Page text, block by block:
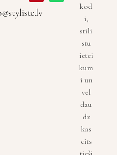
kod
i,
stili
stu
ietei
kum
i un
vēl
dau
dz
kas
cits